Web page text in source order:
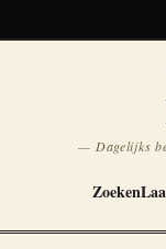
— Dagelijks
Zoeken